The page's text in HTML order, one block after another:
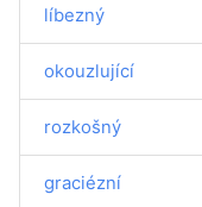
líbezný
okouzlující
rozkošný
graciézní